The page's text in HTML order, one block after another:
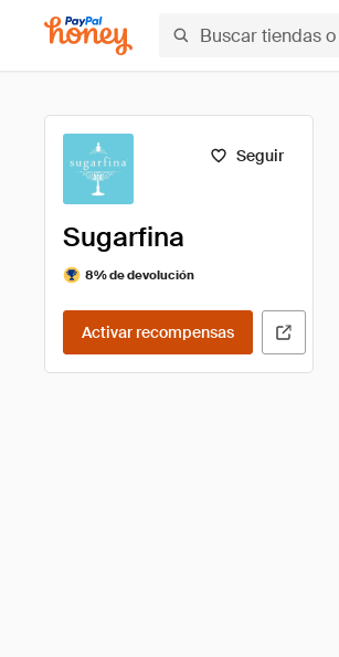
Seguir
Sugarfina
8% de devolución
Activar recompensas